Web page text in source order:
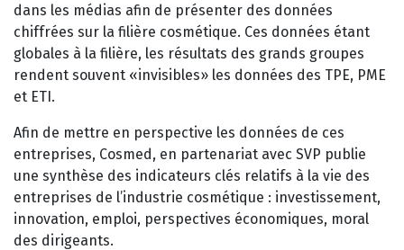
dans les médias afin de présenter des données
chiffrées sur la filière cosmétique. Ces données étant
globales à la filière, les résultats des grands groupes
rendent souvent «invisibles» les données des TPE, PME
et ETI.
Afin de mettre en perspective les données de ces
entreprises, Cosmed, en partenariat avec SVP publie
une synthèse des indicateurs clés relatifs à la vie des
entreprises de l’industrie cosmétique : investissement,
innovation, emploi, perspectives économiques, moral
des dirigeants.